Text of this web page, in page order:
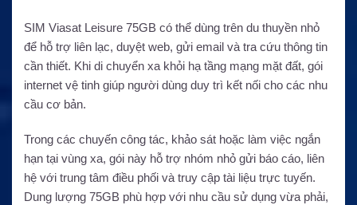
SIM Viasat Leisure 75GB có thể dùng trên du thuyền nhỏ
để hỗ trợ liên lạc, duyệt web, gửi email và tra cứu thông tin
cần thiết. Khi di chuyển xa khỏi hạ tầng mạng mặt đất, gói
internet vệ tinh giúp người dùng duy trì kết nối cho các nhu
cầu cơ bản.
Trong các chuyến công tác, khảo sát hoặc làm việc ngắn
hạn tại vùng xa, gói này hỗ trợ nhóm nhỏ gửi báo cáo, liên
hệ với trung tâm điều phối và truy cập tài liệu trực tuyến.
Dung lượng 75GB phù hợp với nhu cầu sử dụng vừa phải,